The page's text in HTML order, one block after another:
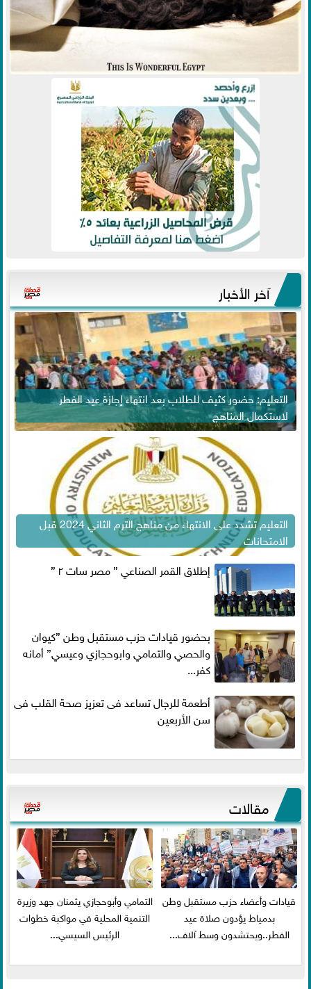
آخر الأخبار
التعليم: حضور كثيف للطلاب بعد انتهاء إجازة عيد الفطر
لاستكمال المناهج
التعليم تشدد على الانتهاء من مناهج الترم الثاني 2024 قبل
الامتحانات
إطلاق القمر الصناعي ” مصر سات ٢ ”
بحضور قيادات حزب مستقبل وطن ”كيوان
والحصي والتمامي وابوحجازي وعيسي” أمانه
كفر...
أطعمة للرجال تساعد فى تعزيز صحة القلب فى
سن الأربعين
مقالات
قيادات وأعضاء حزب مستقبل وطن
بدمياط يؤدون صلاة عيد
الفطر..ويحتشدون وسط آلاف...
التمامي وأبوحجازي يثمنان جهد وزيرة
التنمية المحلية في مواكبة خطوات
الرئيس السيسي...